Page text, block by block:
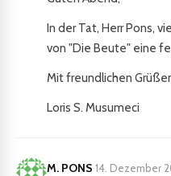
In der Tat, Herr Pons,
von "Die Beute" eine
Mit freundlichen
Loris S. Musumeci
M. PONS·14. Dezember